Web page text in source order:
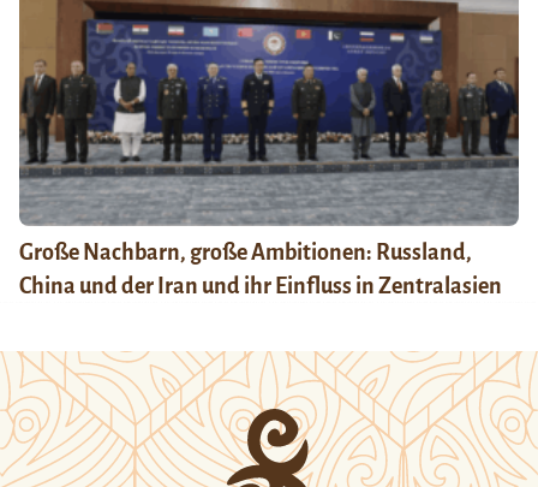
Große Nachbarn, große Ambitionen: Russland,
China und der Iran und ihr Einfluss in Zentralasien